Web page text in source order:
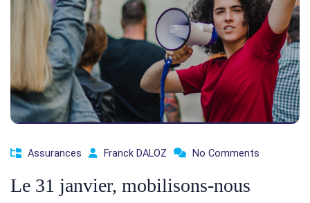
Assurances Franck DALOZ No Comments
Le 31 janvier, mobilisons-nous